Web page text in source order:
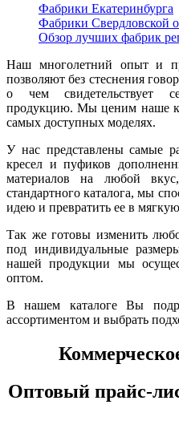
Фабрики Екатеринбурга
Фабрики Свердловской
Обзор лучших фабрик
Наш многолетний опыт и
позволяют без стеснения
о чем свидетельствует
продукцию. Мы ценим наше
самых доступных моделях.
У нас представлены самые
кресел и пуфиков
материалов на любой
стандартного каталога, мы
идею и превратить ее в
Так же готовы изменить
под индивидуальные
нашей продукции мы
оптом.
В нашем каталоге Вы
ассортиментом и выбрать
Оптовый прайс-